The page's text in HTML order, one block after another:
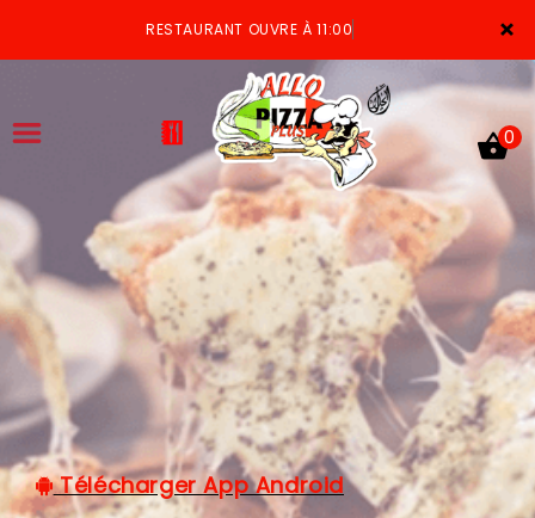
×
RESTAURANT OUVRE À 11:00
ACCUEIL
LA CARTE
VOTRE COMPTE
NOTRE RESTAURANT
VOS AVIS
0
Télécharger App Android